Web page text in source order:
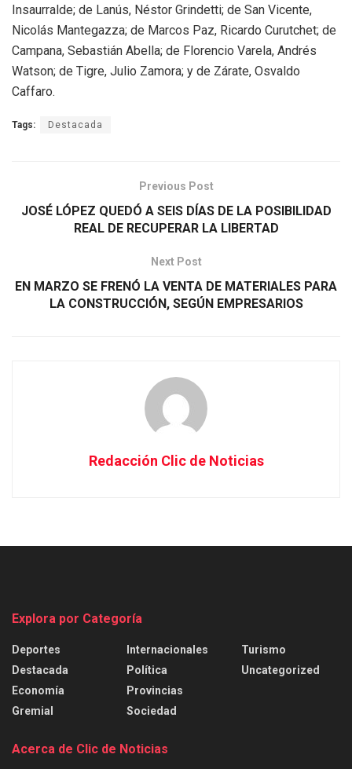
Insaurralde; de Lanús, Néstor Grindetti; de San Vicente,
Nicolás Mantegazza; de Marcos Paz, Ricardo Curutchet; de
Campana, Sebastián Abella; de Florencio Varela, Andrés
Watson; de Tigre, Julio Zamora; y de Zárate, Osvaldo
Caffaro.
Tags: Destacada
Previous Post
JOSÉ LÓPEZ QUEDÓ A SEIS DÍAS DE LA POSIBILIDAD
REAL DE RECUPERAR LA LIBERTAD
Next Post
EN MARZO SE FRENÓ LA VENTA DE MATERIALES PARA
LA CONSTRUCCIÓN, SEGÚN EMPRESARIOS
Redacción Clic de Noticias
Explora por Categoría
Deportes
Destacada
Economía
Gremial
Internacionales
Política
Provincias
Sociedad
Turismo
Uncategorized
Acerca de Clic de Noticias